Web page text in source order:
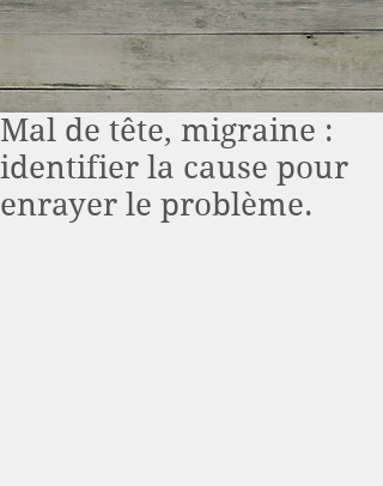
Mal de tête, migraine :
identifier la cause pour
enrayer le problème.